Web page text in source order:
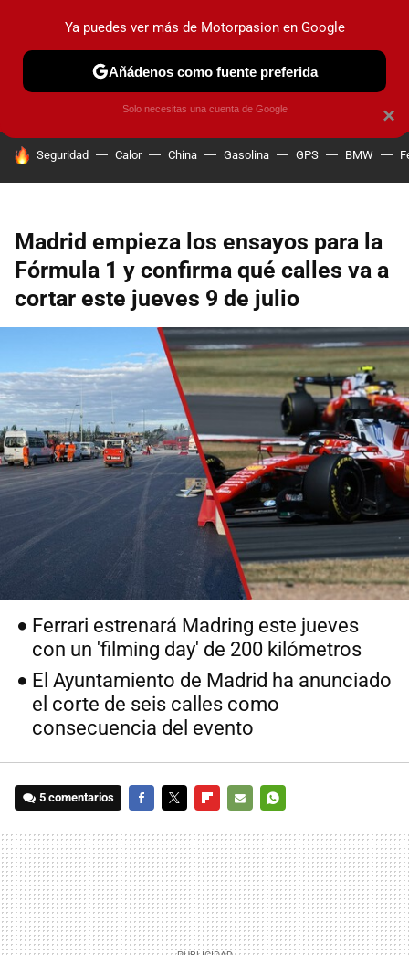
PRUEBAS COCHES ELÉCTRICOS OBSERVATORIO
HOY SE HABLA DE
Seguridad Calor China Gasolina GPS BMW
Madrid empieza los ensayos para la
Fórmula 1 y confirma qué calles va a
cortar este jueves 9 de julio
Ferrari estrenará Madring este jueves
con un 'filming day' de 200 kilómetros
El Ayuntamiento de Madrid ha anunciado
el corte de seis calles como
consecuencia del evento
5 comentarios
MAIL
×
Ya puedes ver más de Motorpasion en Google
Añádenos como fuente preferida
Solo necesitas una cuenta de Google